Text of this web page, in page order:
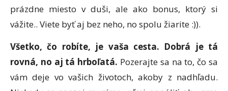
prázdne miesto v duši, ale ako bonus, ktorý si
vážite.. Viete byť aj bez neho, no spolu žiarite :)).
Všetko, čo robíte, je vaša cesta. Dobrá je tá
rovná, no aj tá hrboľatá. Pozerajte sa na to, čo sa
vám deje vo vašich životoch, akoby z nadhľadu.